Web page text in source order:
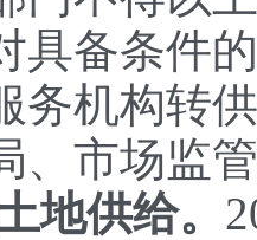
具备条件
务机构转
、市场监
地供给。